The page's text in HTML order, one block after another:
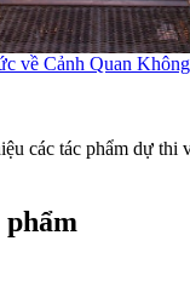
về Cảnh Quan
các tác phẩm dự thi